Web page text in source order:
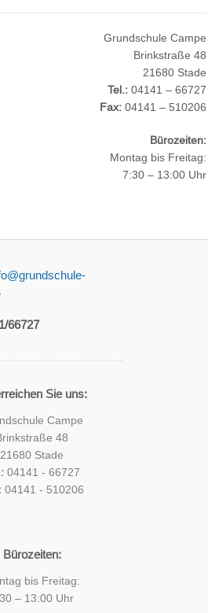
Grundschule Campe
Brinkstraße 48
21680 Stade
Tel.:04141 – 66727
Fax:04141 – 510206
Bürozeiten:
Montag bis Freitag:
7:30 – 13:00 Uhr
66727
Sie uns:
Campe
48
21680 Stade
04141 - 66727
04141 - 510206
Bürozeiten:
bis Freitag:
– 13:00 Uhr